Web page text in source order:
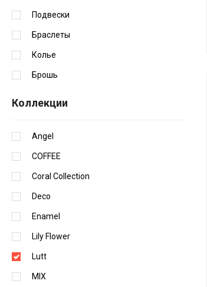
Подвески
Браслеты
Колье
Брошь
Коллекции
Angel
COFFEE
Coral Collection
Deco
Enamel
Lily Flower
Lutt
MIX